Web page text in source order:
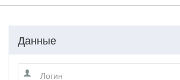
Данные